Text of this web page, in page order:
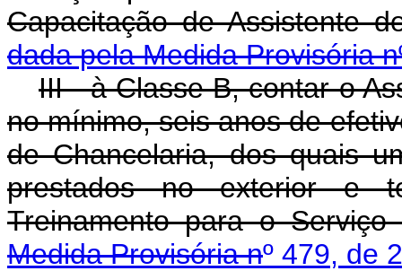
Capacitação de Assistente
dada pela Medida Provisória
III - à Classe B, contar o
no mínimo, seis anos de
de Chancelaria, dos quais
prestados no exterior e
Treinamento para o
Medida Provisória nº 479, de